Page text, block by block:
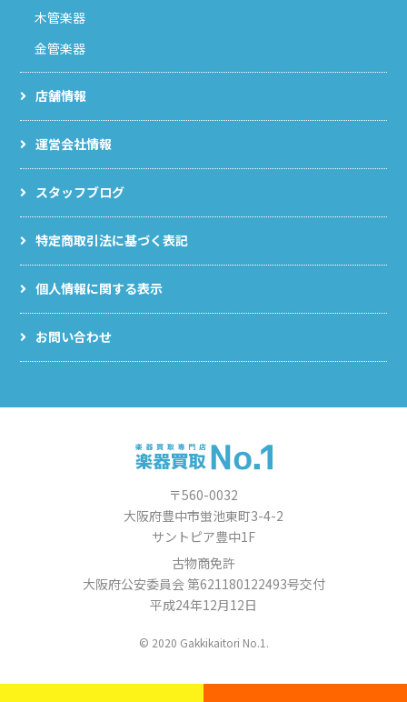
木管楽器
金管楽器
店舗情報
運営会社情報
スタッフブログ
特定商取引法に基づく表記
個人情報に関する表示
お問い合わせ
〒560-0032
大阪府豊中市蛍池東町3-4-2
サントピア豊中1F
古物商免許
大阪府公安委員会 第621180122493号交付
平成24年12月12日
© 2020 Gakkikaitori No.1.